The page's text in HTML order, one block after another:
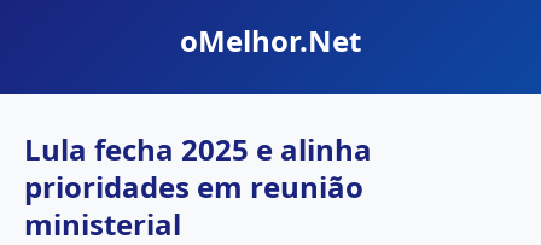
oMelhor.Net
Lula fecha 2025 e alinha
prioridades em reunião
ministerial